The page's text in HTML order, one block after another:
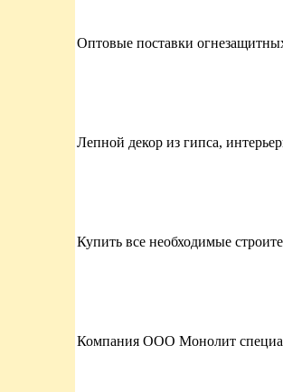
Оптовые поставки
Лепной декор из гипса,
Купить все необходимые
Компания ООО Монолит